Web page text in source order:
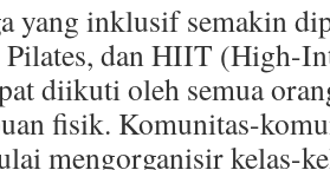
yang inklusif semakin
Pilates, dan HIIT (High-
diikuti oleh semua
fisik. Komunitas-
mengorganisir kelas-